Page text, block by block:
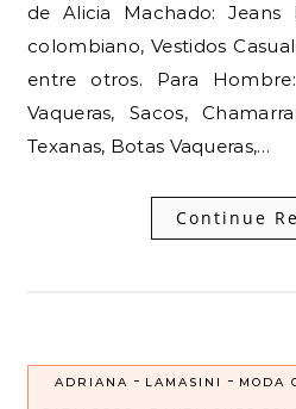
de Alicia Machado: Jeans
colombiano, Vestidos
entre otros. Para
Vaqueras, Sacos,
Texanas, Botas Vaqueras,…
Continue
ADRIANA - LAMASINI - MODA